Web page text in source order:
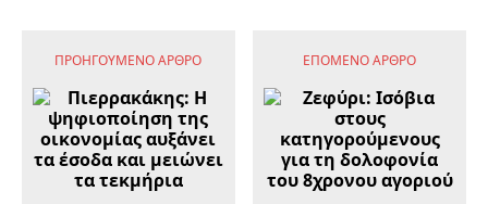
ΠΡΟΗΓΟΎΜΕΝΟ ΆΡΘΡΟ ΕΠΌΜΕΝΟ ΆΡΘΡΟ